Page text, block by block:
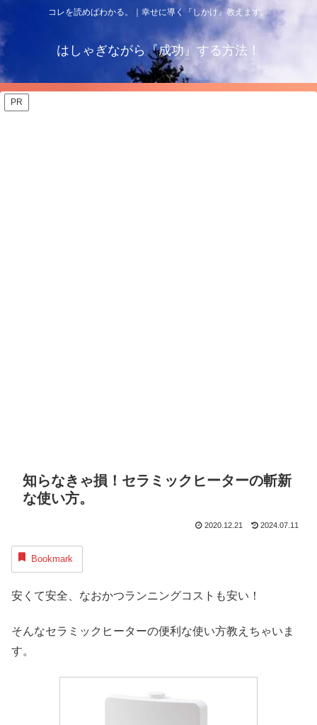
コレを読めばわかる。｜幸せに導く『しかけ』教えます。
はしゃぎながら『成功』する方法！
PR
知らなきゃ損！セラミックヒーターの斬新
な使い方。
2020.12.21 2024.07.11
Bookmark
安くて安全、なおかつランニングコストも安い！
そんなセラミックヒーターの便利な使い方教えちゃいま
す。